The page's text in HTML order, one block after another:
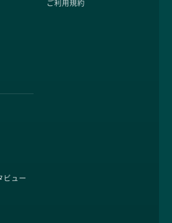
ご利用規約
ビュー